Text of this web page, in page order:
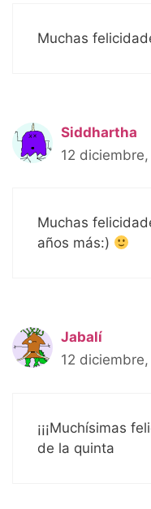
Muchas
Siddhartha
12
Muchas
años más:)
Jabalí
12
¡¡¡Muchísimas
de la quinta